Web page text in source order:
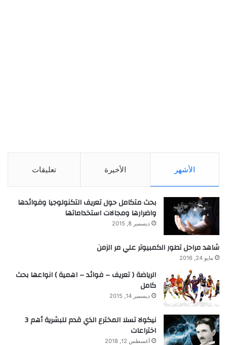
الأشهر الأخيرة تعليقات
بحث متكامل حول تعريف التكنولوجيا وفوائدها
واضرارها ومجالات استخداماتها
ديسمبر 8, 2015
شاهد مراحل تطور الكمبيوتر علي مر الزمن
مايو 24, 2016
الرياضة ( تعريف – فوائد – اهمية ) انواعها بحث
كامل
ديسمبر 14, 2015
نيكولا تسلا المخترع الذي قدم للبشرية أهم 3
اختراعات
أغسطس 12, 2018